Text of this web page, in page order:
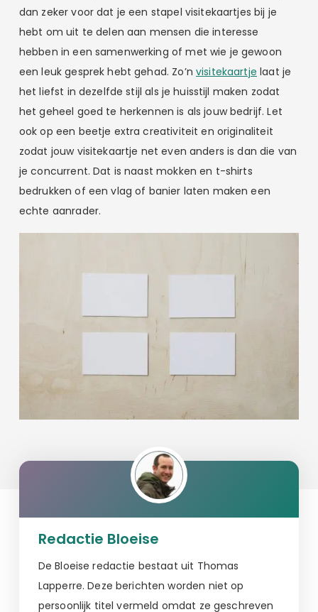
dan zeker voor dat je een stapel visitekaartjes bij je
hebt om uit te delen aan mensen die interesse
hebben in een samenwerking of met wie je gewoon
een leuk gesprek hebt gehad. Zo’n visitekaartje laat je
het liefst in dezelfde stijl als je huisstijl maken zodat
het geheel goed te herkennen is als jouw bedrijf. Let
ook op een beetje extra creativiteit en originaliteit
zodat jouw visitekaartje net even anders is dan die van
je concurrent. Dat is naast mokken en t-shirts
bedrukken of een vlag of banier laten maken een
echte aanrader.
Redactie Bloeise
De Bloeise redactie bestaat uit Thomas
Lapperre. Deze berichten worden niet op
persoonlijk titel vermeld omdat ze geschreven